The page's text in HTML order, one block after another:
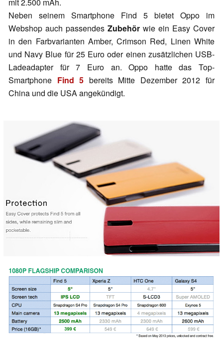
Neben seinem Smartphone Find 5 bietet Oppo im
Webshop auch passendes Zubehör wie ein Easy Cover
in den Farbvarianten Amber, Crimson Red, Linen White
und Navy Blue für 25 Euro oder einen zusätzlichen USB-
Ladeadapter für 7 Euro an. Oppo hatte das Top-
Smartphone Find 5 bereits Mitte Dezember 2012 für
China und die USA angekündigt.